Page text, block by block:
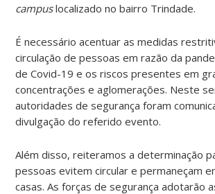
campuslocalizado no bairro Trindade.
É necessário acentuar as medidas
circulação de pessoas em razão da
de Covid-19 e os riscos presentes em
concentrações e aglomerações. Neste
autoridades de segurança foram
divulgação do referido evento.
Além disso, reiteramos a determinação
pessoas evitem circular e permaneçam
casas. As forças de segurança adotarão